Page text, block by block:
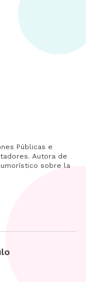
Públicas e
Autora de
sobre la